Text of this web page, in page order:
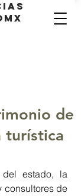
de
turística
del estado, la
consultores de